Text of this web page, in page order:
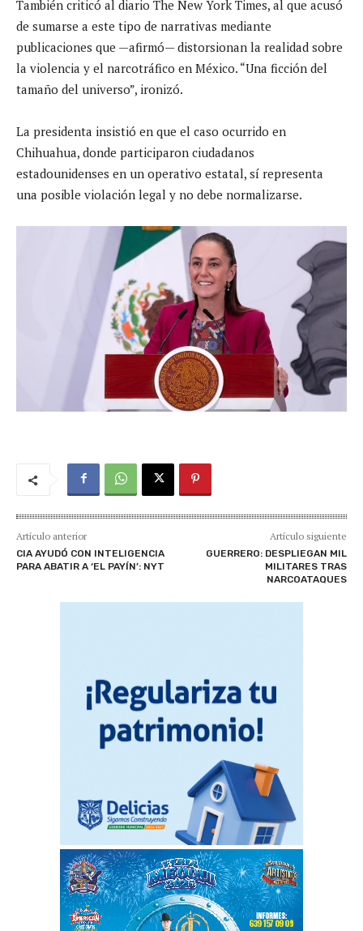
También criticó al diario The New York Times, al que acusó
de sumarse a este tipo de narrativas mediante
publicaciones que —afirmó— distorsionan la realidad sobre
la violencia y el narcotráfico en México. “Una ficción del
tamaño del universo”, ironizó.
La presidenta insistió en que el caso ocurrido en
Chihuahua, donde participaron ciudadanos
estadounidenses en un operativo estatal, sí representa
una posible violación legal y no debe normalizarse.
Artículo anterior
CIA AYUDÓ CON INTELIGENCIA
PARA ABATIR A ‘EL PAYÍN’: NYT
Artículo siguiente
GUERRERO: DESPLIEGAN MIL
MILITARES TRAS
NARCOATAQUES